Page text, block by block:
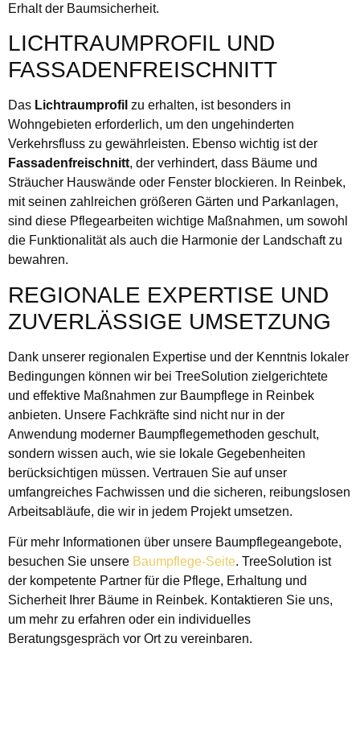
Erhalt der Baumsicherheit.
LICHTRAUMPROFIL UND
FASSADENFREISCHNITT
Das Lichtraumprofil zu erhalten, ist besonders in
Wohngebieten erforderlich, um den ungehinderten
Verkehrsfluss zu gewährleisten. Ebenso wichtig ist der
Fassadenfreischnitt, der verhindert, dass Bäume und
Sträucher Hauswände oder Fenster blockieren. In Reinbek,
mit seinen zahlreichen größeren Gärten und Parkanlagen,
sind diese Pflegearbeiten wichtige Maßnahmen, um sowohl
die Funktionalität als auch die Harmonie der Landschaft zu
bewahren.
REGIONALE EXPERTISE UND
ZUVERLÄSSIGE UMSETZUNG
Dank unserer regionalen Expertise und der Kenntnis lokaler
Bedingungen können wir bei TreeSolution zielgerichtete
und effektive Maßnahmen zur Baumpflege in Reinbek
anbieten. Unsere Fachkräfte sind nicht nur in der
Anwendung moderner Baumpflegemethoden geschult,
sondern wissen auch, wie sie lokale Gegebenheiten
berücksichtigen müssen. Vertrauen Sie auf unser
umfangreiches Fachwissen und die sicheren, reibungslosen
Arbeitsabläufe, die wir in jedem Projekt umsetzen.
Für mehr Informationen über unsere Baumpflegeangebote,
besuchen Sie unsere Baumpflege-Seite. TreeSolution ist
der kompetente Partner für die Pflege, Erhaltung und
Sicherheit Ihrer Bäume in Reinbek. Kontaktieren Sie uns,
um mehr zu erfahren oder ein individuelles
Beratungsgespräch vor Ort zu vereinbaren.